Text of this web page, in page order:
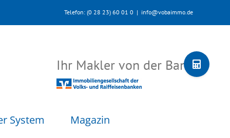
Telefon: (0 28 23) 60 01 0 | info@vobaimmo.de
Ihr Makler von der Bank
System Magazin
Toggle
Sliding